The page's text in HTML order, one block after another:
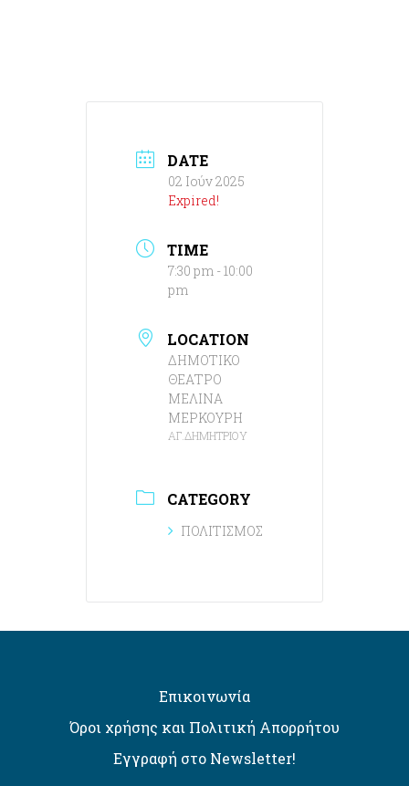
DATE
02 Ιούν 2025
Expired!
TIME
7:30 pm - 10:00
pm
LOCATION
ΔΗΜΟΤΙΚΟ
ΘΕΑΤΡΟ
ΜΕΛΙΝΑ
ΜΕΡΚΟΥΡΗ
ΑΓ.ΔΗΜΗΤΡΙΟΥ
CATEGORY
ΠΟΛΙΤΙΣΜΟΣ
Επικοινωνία
Όροι χρήσης και Πολιτική Απορρήτου
Εγγραφή στο Newsletter!